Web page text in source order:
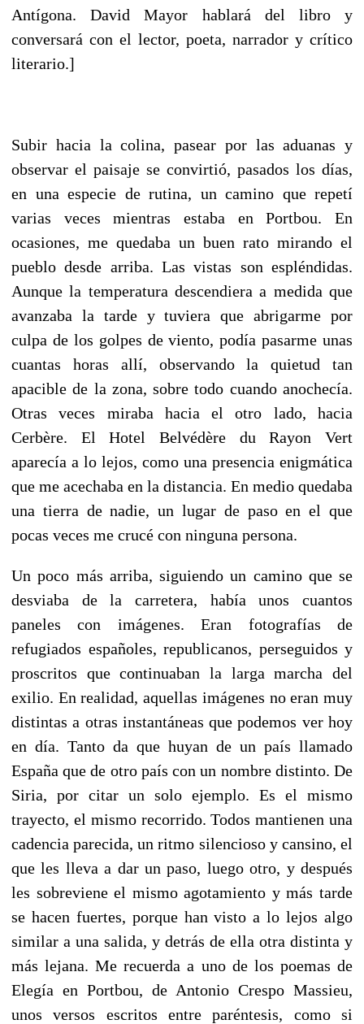
Antígona. David Mayor hablará del libro y
conversará con el lector, poeta, narrador y crítico
literario.]
Subir hacia la colina, pasear por las aduanas y
observar el paisaje se convirtió, pasados los días,
en una especie de rutina, un camino que repetí
varias veces mientras estaba en Portbou. En
ocasiones, me quedaba un buen rato mirando el
pueblo desde arriba. Las vistas son espléndidas.
Aunque la temperatura descendiera a medida que
avanzaba la tarde y tuviera que abrigarme por
culpa de los golpes de viento, podía pasarme unas
cuantas horas allí, observando la quietud tan
apacible de la zona, sobre todo cuando anochecía.
Otras veces miraba hacia el otro lado, hacia
Cerbère. El Hotel Belvédère du Rayon Vert
aparecía a lo lejos, como una presencia enigmática
que me acechaba en la distancia. En medio quedaba
una tierra de nadie, un lugar de paso en el que
pocas veces me crucé con ninguna persona.
Un poco más arriba, siguiendo un camino que se
desviaba de la carretera, había unos cuantos
paneles con imágenes. Eran fotografías de
refugiados españoles, republicanos, perseguidos y
proscritos que continuaban la larga marcha del
exilio. En realidad, aquellas imágenes no eran muy
distintas a otras instantáneas que podemos ver hoy
en día. Tanto da que huyan de un país llamado
España que de otro país con un nombre distinto. De
Siria, por citar un solo ejemplo. Es el mismo
trayecto, el mismo recorrido. Todos mantienen una
cadencia parecida, un ritmo silencioso y cansino, el
que les lleva a dar un paso, luego otro, y después
les sobreviene el mismo agotamiento y más tarde
se hacen fuertes, porque han visto a lo lejos algo
similar a una salida, y detrás de ella otra distinta y
más lejana. Me recuerda a uno de los poemas de
Elegía en Portbou, de Antonio Crespo Massieu,
unos versos escritos entre paréntesis, como si